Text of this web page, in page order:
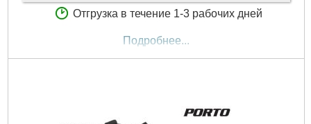
Отгрузка в течение 1-3 рабочих дней
Подробнее...